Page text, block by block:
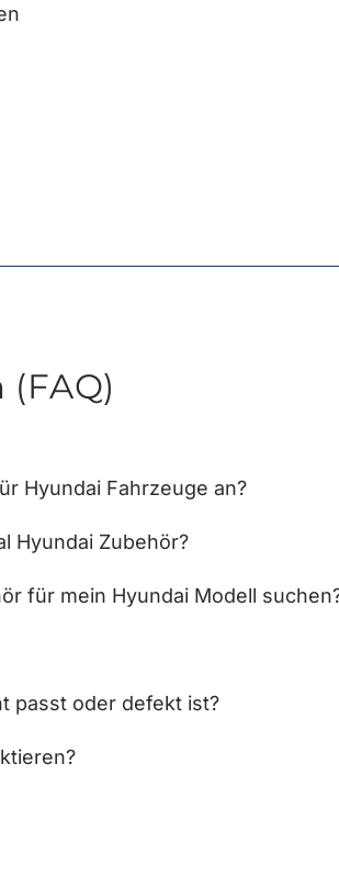
Hyundai Fahrzeuge an?
Hyundai Zubehör?
für mein Hyundai Modell
passt oder defekt ist?